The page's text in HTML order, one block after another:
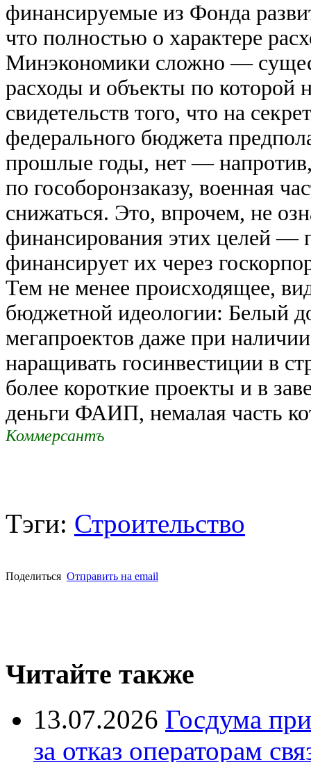
финансируемые из Фонда
что полностью о характере
Минэкономики сложно —
расходы и объекты по которой
свидетельств того, что на
федерального бюджета
прошлые годы, нет —
по гособоронзаказу, военная
снижаться. Это, впрочем, не
финансирования этих целей —
финансирует их через
Тем не менее происходящее,
бюджетной идеологии: Белый
мегапроектов даже при
наращивать госинвестиции в
более короткие проекты и в
деньги ФАИП, немалая часть
Коммерсантъ
Тэги: Строительство
Поделиться Отправить на email
Читайте также
13.07.2026 Госдума
за отказ операторам